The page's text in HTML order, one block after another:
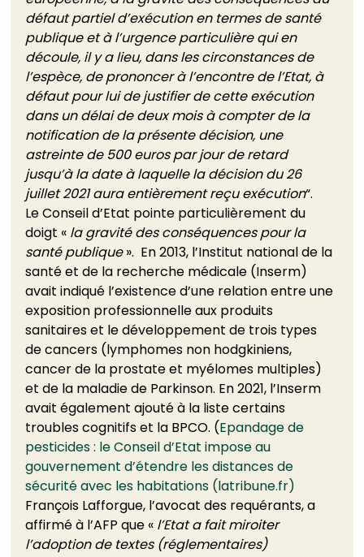
défaut partiel d’exécution en termes de santé
publique et à l’urgence particulière qui en
découle, il y a lieu, dans les circonstances de
l’espèce, de prononcer à l’encontre de l’Etat, à
défaut pour lui de justifier de cette exécution
dans un délai de deux mois à compter de la
notification de la présente décision, une
astreinte de 500 euros par jour de retard
jusqu’à la date à laquelle la décision du 26
juillet 2021 aura entièrement reçu exécution“.
Le Conseil d’Etat pointe particulièrement du
doigt « la gravité des conséquences pour la
santé publique ».  En 2013, l’Institut national de la
santé et de la recherche médicale (Inserm)
avait indiqué l’existence d’une relation entre une
exposition professionnelle aux produits
sanitaires et le développement de trois types
de cancers (lymphomes non hodgkiniens,
cancer de la prostate et myélomes multiples)
et de la maladie de Parkinson. En 2021, l’Inserm
avait également ajouté à la liste certains
troubles cognitifs et la BPCO. (Epandage de
pesticides : le Conseil d’Etat impose au
gouvernement d’étendre les distances de
sécurité avec les habitations (latribune.fr)
François Lafforgue, l’avocat des requérants, a
affirmé à l’AFP que « l’Etat a fait miroiter
l’adoption de textes (réglementaires)